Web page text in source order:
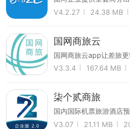
V4.2.27
24.38 MB
国网商旅云
国网商旅云app让差旅更
V3.3.4
167.64 MB
柒个贰商旅
国内国际机票旅游酒店
V3.07
21.11 MB